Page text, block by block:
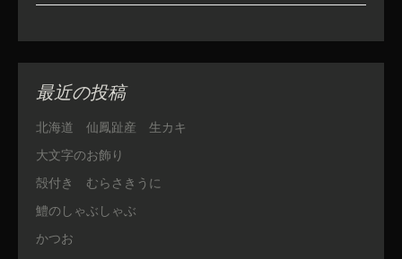
最近の投稿
北海道 仙鳳趾産 生カキ
大文字のお飾り
殻付き むらさきうに
鱧のしゃぶしゃぶ
かつお